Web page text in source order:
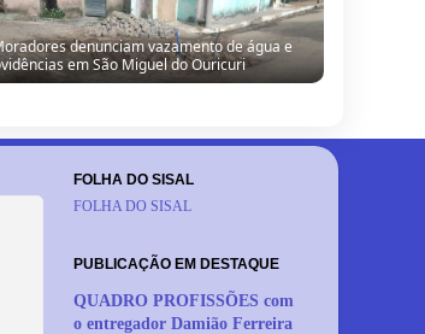
denunciam vazamento de água e
em São Miguel do Ouricuri
FOLHA DO SISAL
FOLHA DO SISAL
PUBLICAÇÃO EM DESTAQUE
QUADRO PROFISSÕES com
o entregador Damião Ferreira